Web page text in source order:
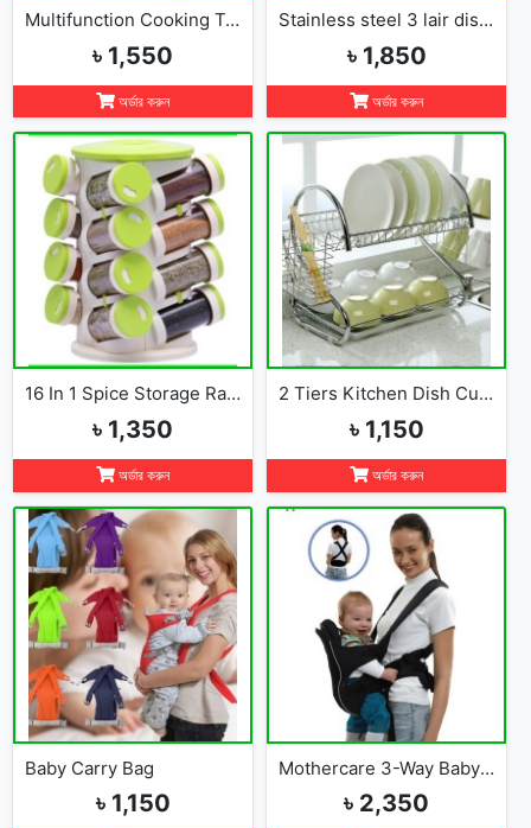
Multifunction Cooking Tools Storage Rack Holder Kitchen Organizer
৳ 1,550
অর্ডার করুন
Stainless steel 3 lair dish rack
৳ 1,850
অর্ডার করুন
16 In 1 Spice Storage Rack
৳ 1,350
অর্ডার করুন
2 Tiers Kitchen Dish Cup Drying Rack-2019
৳ 1,150
অর্ডার করুন
Baby Carry Bag
৳ 1,150
Mothercare 3-Way Baby Carrier
৳ 2,350